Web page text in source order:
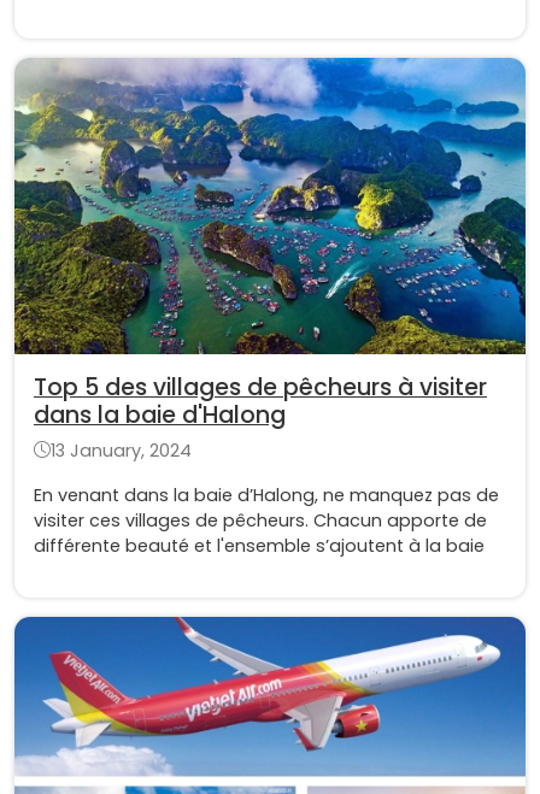
Top 5 des villages de pêcheurs à visiter
dans la baie d'Halong
13 January, 2024
En venant dans la baie d’Halong, ne manquez pas de
visiter ces villages de pêcheurs. Chacun apporte de
différente beauté et l'ensemble s’ajoutent à la baie